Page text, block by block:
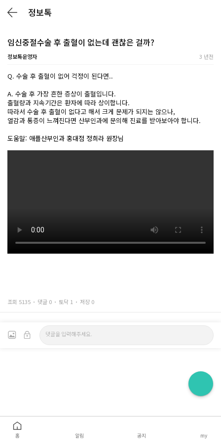
정보톡
임신중절수술 후 출혈이 없는데 괜찮은 걸까?
정보톡운영자 3 년전
Q. 수술 후 출혈이 없어 걱정이 된다면..
A. 수술 후 가장 흔한 증상이 출혈입니다.
출혈량과 지속기간은 환자에 따라 상이합니다.
따라서 수술 후 출혈이 없다고 해서 크게 문제가 되지는 않으나,
열감과 통증이 느껴진다면 산부인과에 문의해 진료를 받아보아야 합니다.
도움말: 애플산부인과 홍대점 정희라 원장님
조회 5135 댓글 0 토닥 1 저장 0
홈 알림 공지 my